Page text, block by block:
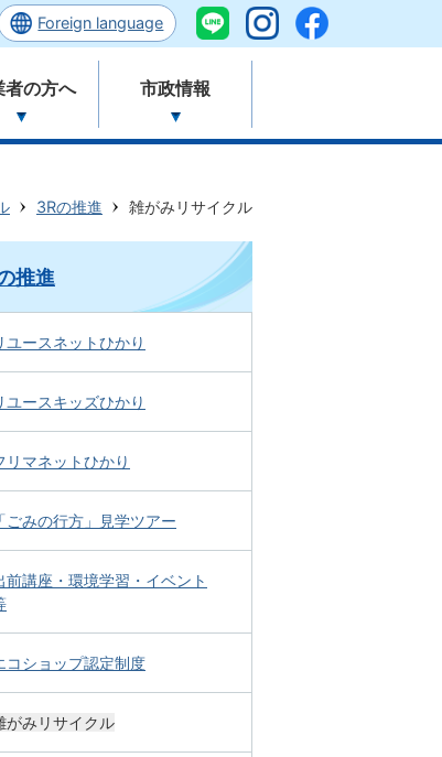
Foreign language
者の方へ 市政情報
3Rの推進 雑がみリサイクル
推進
ユースネットひかり
ユースキッズひかり
リマネットひかり
「ごみの行方」見学ツアー
前講座・環境学習・イベント
コショップ認定制度
がみリサイクル